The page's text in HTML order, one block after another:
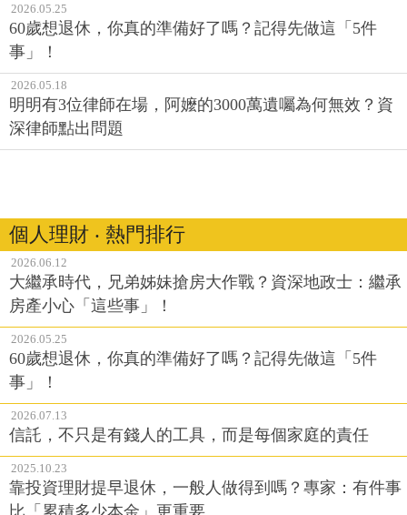
2026.05.25
60歲想退休，你真的準備好了嗎？記得先做這「5件
事」！
2026.05.18
明明有3位律師在場，阿嬤的3000萬遺囑為何無效？資
深律師點出問題
個人理財 ‧ 熱門排行
2026.06.12
大繼承時代，兄弟姊妹搶房大作戰？資深地政士：繼承
房產小心「這些事」！
2026.05.25
60歲想退休，你真的準備好了嗎？記得先做這「5件
事」！
2026.07.13
信託，不只是有錢人的工具，而是每個家庭的責任
2025.10.23
靠投資理財提早退休，一般人做得到嗎？專家：有件事
比「累積多少本金」更重要